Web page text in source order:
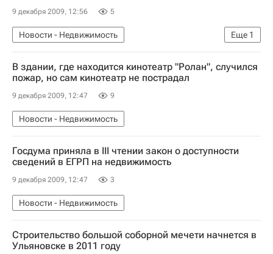
9 декабря 2009, 12:56 5
Еще 1
Новости - Недвижимость
Коммерческая недвижимость
В здании, где находится кинотеатр "Ролан", случился
пожар, но сам кинотеатр не пострадал
9 декабря 2009, 12:47 9
Новости - Недвижимость
Госдума приняла в III чтении закон о доступности
сведений в ЕГРП на недвижимость
9 декабря 2009, 12:47 3
Новости - Недвижимость
Строительство большой соборной мечети начнется в
Ульяновске в 2011 году